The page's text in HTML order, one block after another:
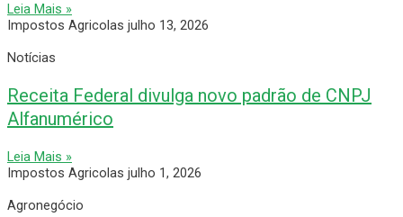
Leia Mais »
Impostos Agricolas julho 13, 2026
Notícias
Receita Federal divulga novo padrão de CNPJ
Alfanumérico
Leia Mais »
Impostos Agricolas julho 1, 2026
Agronegócio